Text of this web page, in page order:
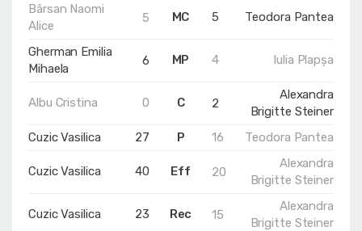
Bârsan Naomi
Alice
5 MC 5 Teodora Pantea
Gherman Emilia
Mihaela
6 MP 4 Iulia Plapșa
Albu Cristina 0 C 2
Alexandra
Brigitte Steiner
Cuzic Vasilica
27 P 16 Teodora Pantea
Cuzic Vasilica 40 Eff 20
Alexandra
Brigitte Steiner
Cuzic Vasilica 23 Rec 15
Alexandra
Brigitte Steiner